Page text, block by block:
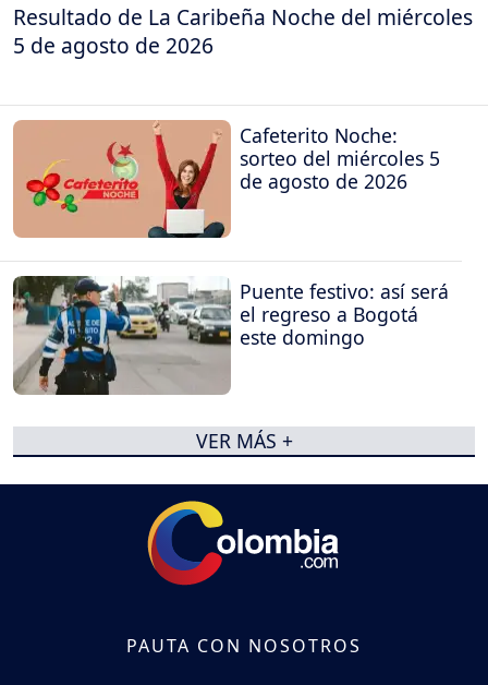
Resultado de La Caribeña Noche del miércoles
5 de agosto de 2026
Cafeterito Noche:
sorteo del miércoles 5
de agosto de 2026
Puente festivo: así será
el regreso a Bogotá
este domingo
VER MÁS +
PAUTA CON NOSOTROS